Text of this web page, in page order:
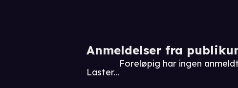
Anmeldelser fra
Laster...
Foreløpig har ingen